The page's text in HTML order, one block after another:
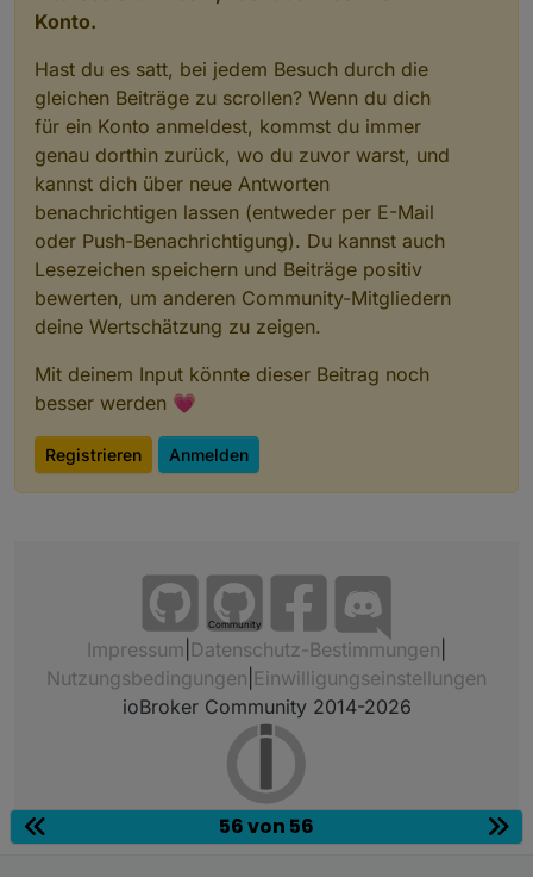
Konto.
Hast du es satt, bei jedem Besuch durch die
gleichen Beiträge zu scrollen? Wenn du dich
für ein Konto anmeldest, kommst du immer
genau dorthin zurück, wo du zuvor warst, und
kannst dich über neue Antworten
benachrichtigen lassen (entweder per E-Mail
oder Push-Benachrichtigung). Du kannst auch
Lesezeichen speichern und Beiträge positiv
bewerten, um anderen Community-Mitgliedern
deine Wertschätzung zu zeigen.
Mit deinem Input könnte dieser Beitrag noch
besser werden 💗
Registrieren Anmelden
Community
Impressum Datenschutz-Bestimmungen
Nutzungsbedingungen Einwilligungseinstellungen
ioBroker Community 2014-2026
56 von 56